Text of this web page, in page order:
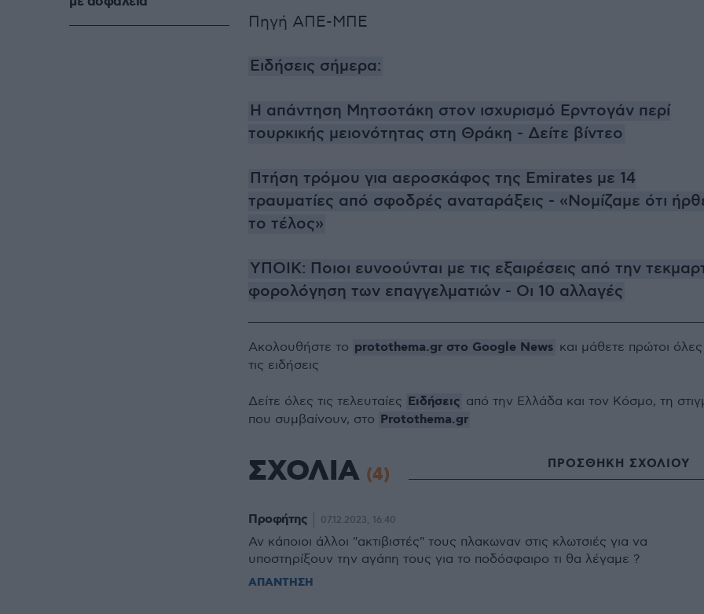
Πηγή ΑΠΕ-ΜΠΕ
Ειδήσεις σήμερα:
Η απάντηση Μητσοτάκη στον ισχυρισμό Ερντογάν περί
τουρκικής μειονότητας στη Θράκη - Δείτε βίντεο
Πτήση τρόμου για αεροσκάφος της Emirates με 14
τραυματίες από σφοδρές αναταράξεις - «Νομίζαμε ότι
το τέλος»
ΥΠΟΙΚ: Ποιοι ευνοούνται με τις εξαιρέσεις από την
φορολόγηση των επαγγελματιών - Οι 10 αλλαγές
Ακολουθήστε το protothema.gr στο Google News και μάθετε πρώτοι όλες
τις ειδήσεις
Δείτε όλες τις τελευταίες Ειδήσεις από την Ελλάδα και τον Κόσμο, τη
που συμβαίνουν, στο Protothema.gr
ΣΧΟΛΙΑ (4) ΠΡΟΣΘΗΚΗ ΣΧΟΛΙΟΥ
Προφήτης 07.12.2023, 16:40
Αν κάποιοι άλλοι "ακτιβιστές" τους πλακωναν στις κλωτσιές για να
υποστηρίξουν την αγάπη τους για το ποδόσφαιρο τι θα λέγαμε ?
ΑΠΑΝΤΗΣΗ